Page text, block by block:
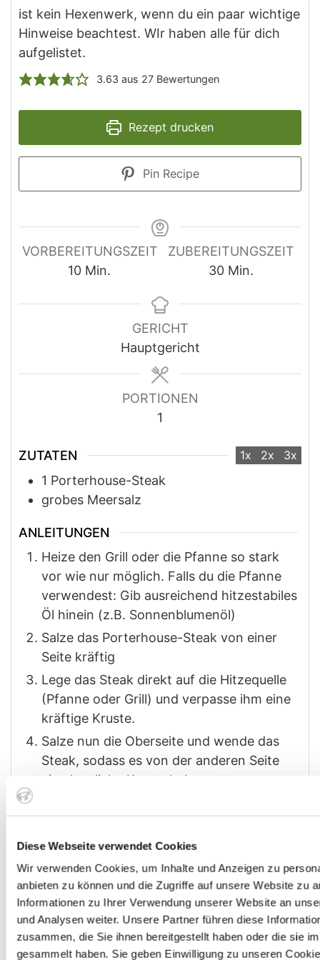
Diese Webseite verwendet Cookies
Wir verwenden Cookies, um Inhalte und Anzeigen zu
anbieten zu können und die Zugriffe auf unsere Website zu
Informationen zu Ihrer Verwendung unserer Website an
und Analysen weiter. Unsere Partner führen diese
zusammen, die Sie ihnen bereitgestellt haben oder die sie
gesammelt haben. Sie geben Einwilligung zu unseren
ist kein Hexenwerk, wenn du ein paar wichtige
Hinweise beachtest. WIr haben alle für dich
aufgelistet.
3.63 aus 27Bewertungen
Rezept drucken
Pin Recipe
VORBEREITUNGSZEIT
10 Min.
ZUBEREITUNGSZEIT
30 Min.
GERICHT
Hauptgericht
PORTIONEN
1
ZUTATEN 1x 2x 3x
1 Porterhouse-Steak
grobes Meersalz
ANLEITUNGEN
Heize den Grill oder die Pfanne so stark
vor wie nur möglich. Falls du die Pfanne
verwendest: Gib ausreichend hitzestabiles
Öl hinein (z.B. Sonnenblumenöl)
Salze das Porterhouse-Steak von einer
Seite kräftig
Lege das Steak direkt auf die Hitzequelle
(Pfanne oder Grill) und verpasse ihm eine
kräftige Kruste.
Salze nun die Oberseite und wende das
Steak, sodass es von der anderen Seite
eine herrliche Kruste bekommt.
Grill) bei etwa 160 Grad.
Warte nun bis das Steak eine
Kerntemperatur von 54 Grad erreicht hat.
Nimm es aus dem Ofen und lege es zum
Ruhen auf ein leicht vorgewärmtes
Holzbrett.